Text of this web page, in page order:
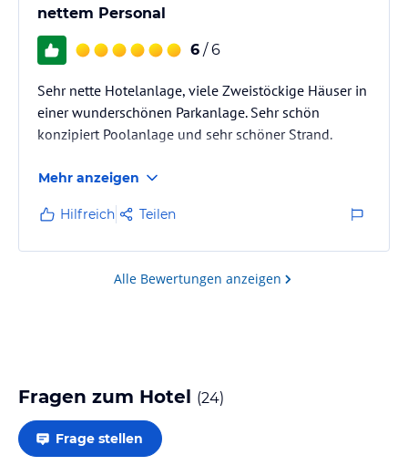
nettem Personal
6 / 6
Sehr nette Hotelanlage, viele Zweistöckige Häuser in
einer wunderschönen Parkanlage. Sehr schön
konzipiert Poolanlage und sehr schöner Strand.
Mehr anzeigen
Hilfreich Teilen
Alle Bewertungen anzeigen
Fragen zum Hotel (24)
Frage stellen